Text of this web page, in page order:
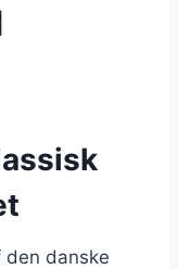
den danske